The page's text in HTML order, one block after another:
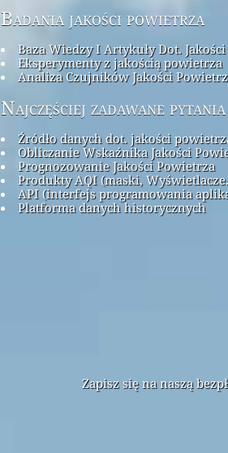
Badania jakości powietrza
Baza Wiedzy I Artykuły Dot.
Eksperymenty z jakością powietrza
Analiza Czujników Jakości
Najczęściej zadawane pytania
Źródło danych dot. jakości
Obliczanie Wskaźnika Jakości
Prognozowanie Jakości Powietrza
Produkty AQI (maski,
API (interfejs programowania
Platforma danych historycznych
Zapisz się na naszą